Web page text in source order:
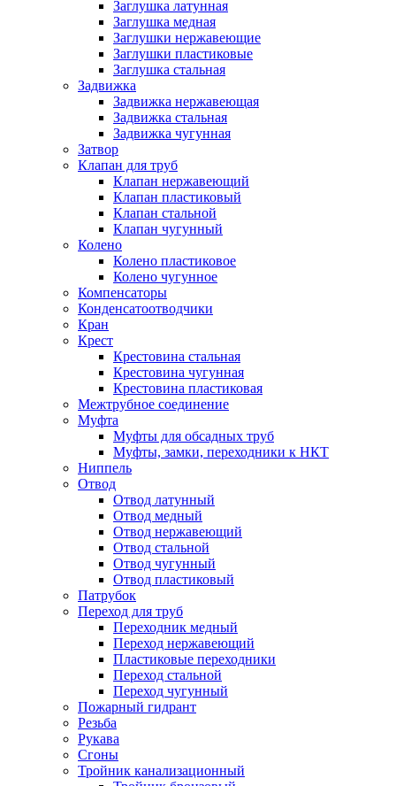
Заглушка латунная
Заглушка медная
Заглушки нержавеющие
Заглушки пластиковые
Заглушка стальная
Задвижка
Задвижка нержавеющая
Задвижка стальная
Задвижка чугунная
Затвор
Клапан для труб
Клапан нержавеющий
Клапан пластиковый
Клапан стальной
Клапан чугунный
Колено
Колено пластиковое
Колено чугунное
Компенсаторы
Конденсатоотводчики
Кран
Крест
Крестовина стальная
Крестовина чугунная
Крестовина пластиковая
Межтрубное соединение
Муфта
Муфты для обсадных труб
Муфты, замки, переходники к НКТ
Ниппель
Отвод
Отвод латунный
Отвод медный
Отвод нержавеющий
Отвод стальной
Отвод чугунный
Отвод пластиковый
Патрубок
Переход для труб
Переходник медный
Переход нержавеющий
Пластиковые переходники
Переход стальной
Переход чугунный
Пожарный гидрант
Резьба
Рукава
Сгоны
Тройник канализационный